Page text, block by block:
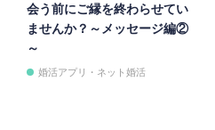
会う前にご縁を終わらせてい
ませんか？～メッセージ編②
～
婚活アプリ・ネット婚活